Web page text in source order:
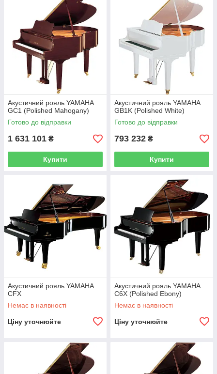
Акустичний рояль YAMAHA
GC1 (Polished Mahogany)
Готово до відправки
1 631 101 ₴
Купити
Акустичний рояль YAMAHA
GB1K (Polished White)
Готово до відправки
793 232 ₴
Купити
Акустичний рояль YAMAHA
CFX
Немає в наявності
Ціну уточнюйте
Акустичний рояль YAMAHA
C6X (Polished Ebony)
Немає в наявності
Ціну уточнюйте